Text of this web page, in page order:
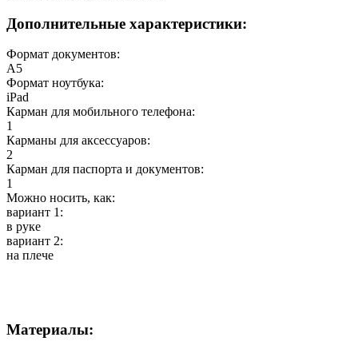
Дополнительные характеристики:
Формат документов:
А5
Формат ноутбука:
iPad
Карман для мобильного телефона:
1
Карманы для аксессуаров:
2
Карман для паспорта и документов:
1
Можно носить, как:
вариант 1:
в руке
вариант 2:
на плече
Материалы: